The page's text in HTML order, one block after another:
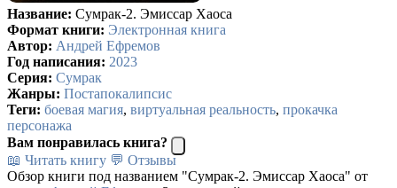
Название: Сумрак-2. Эмиссар Хаоса
Формат книги: Электронная книга
Автор: Андрей Ефремов
Год написания: 2023
Серия: Сумрак
Жанры: Постапокалипсис
Теги: боевая магия, виртуальная реальность, прокачка
персонажа
Вам понравилась книга?
📖 Читать книгу 💬 Отзывы
Обзор книги под названием "Сумрак-2. Эмиссар Хаоса" от